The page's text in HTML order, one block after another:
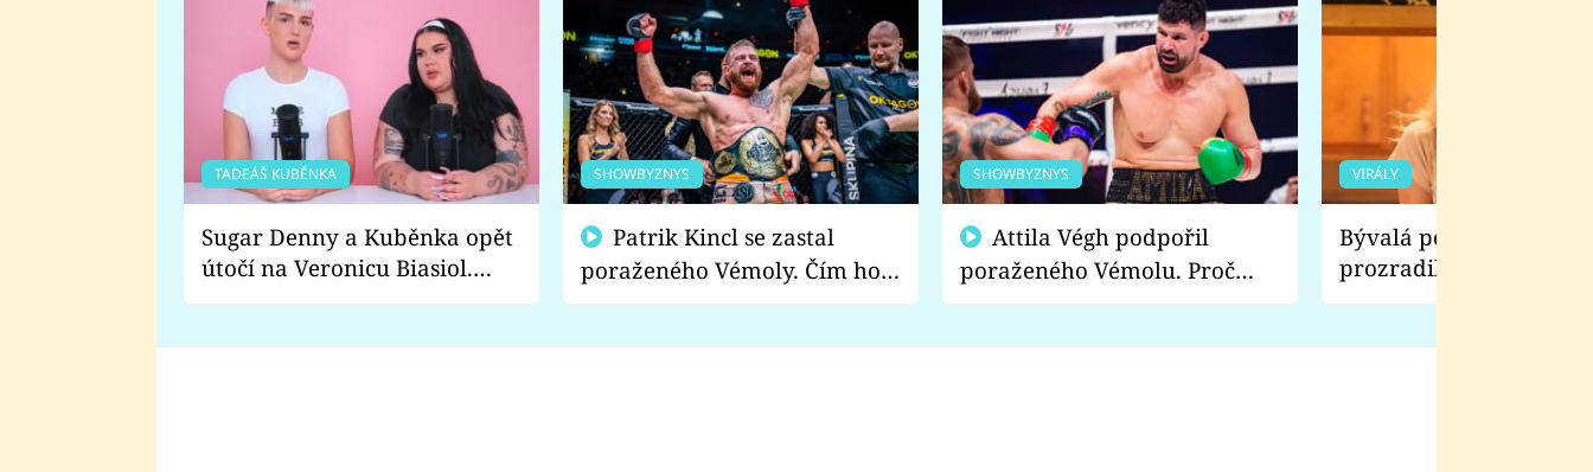
TADEÁŠ KUBĚNKA
Sugar Denny a Kuběnka opět
útočí na Veronicu Biasiol.
Proč je podle nich falešná a
SHOWBYZNYS
poraženého Vémoly. Čím ho
fanoušci naštvali?
SHOWBYZNYS
poraženého Vémolu. Proč
chce raději zápasit s ním než
VIRÁLY
Bývalá pornoherečka
prozradila, co ji
natáčení Euforie.